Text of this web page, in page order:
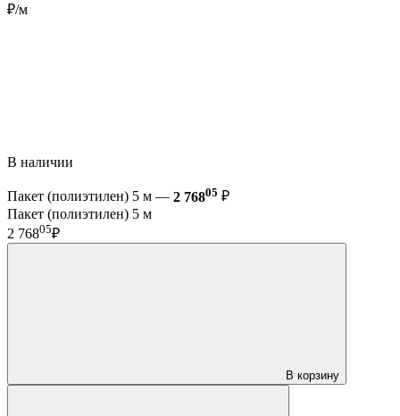
₽/м
В наличии
Пакет (полиэтилен) 5 м — 2 76805 ₽
Пакет (полиэтилен) 5 м
2 76805₽
В корзину